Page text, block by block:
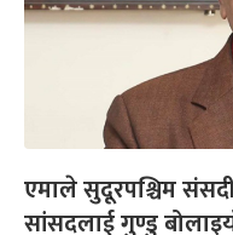
एमाले सुदूरपश्चिम
सांसदलाई गुण्डु